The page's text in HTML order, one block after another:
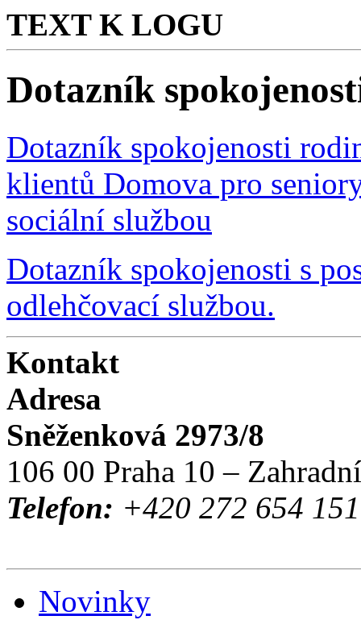
TEXT K LOGU
Dotazník
Dotazník spokojenosti
klientů Domova pro
sociální službou
Dotazník spokojenosti s
odlehčovací službou.
Kontakt
Adresa
Sněženková 2973/8
106 00 Praha 10 –
Telefon: +420 272 654
Novinky